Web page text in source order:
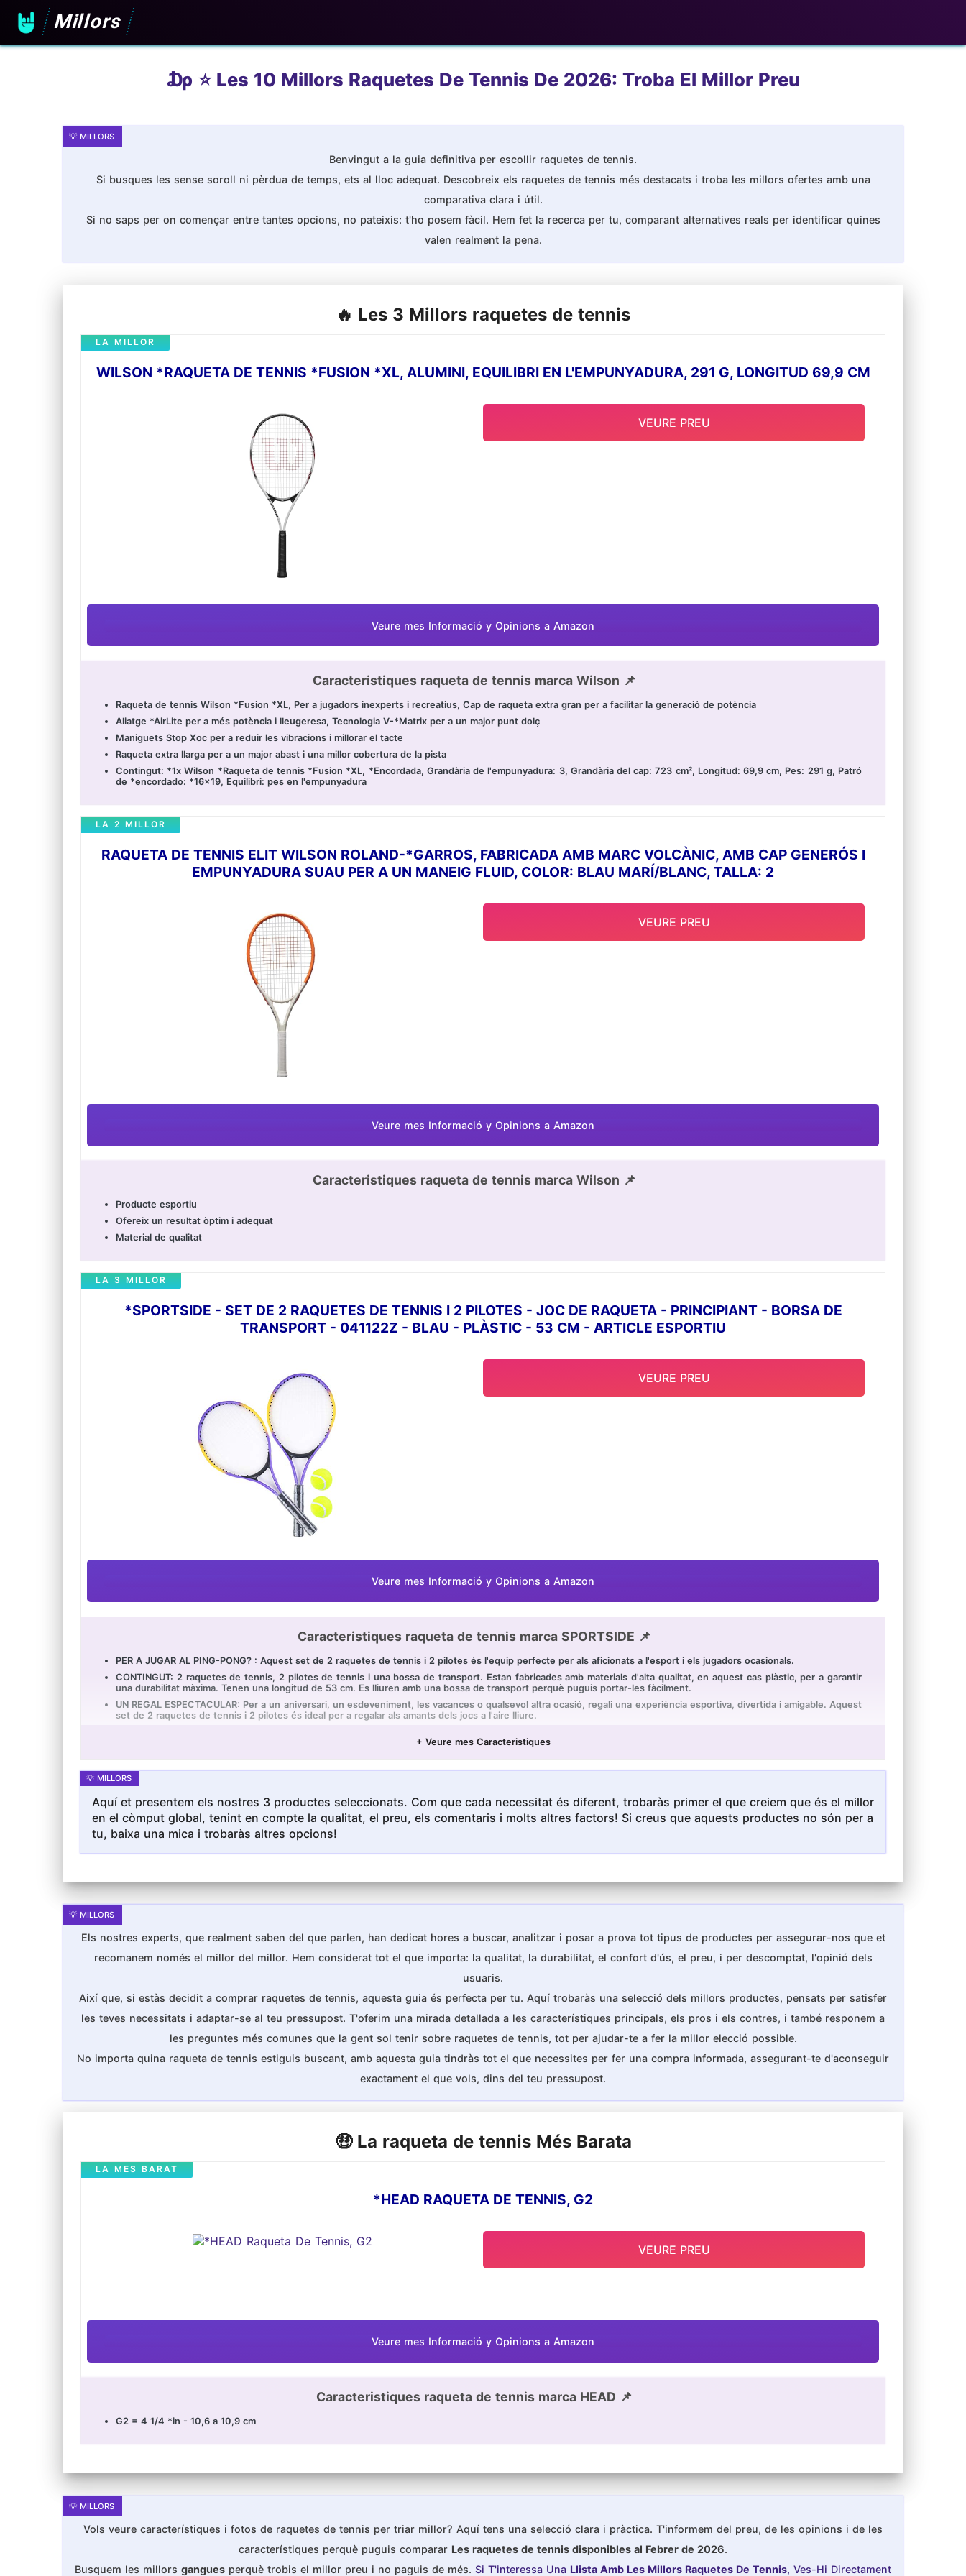
Millors
₯ ⭐️ Les 10 Millors Raquetes De Tennis De 2026: Troba El Millor Preu
Benvingut a la guia definitiva per escollir raquetes de tennis.
Si busques les sense soroll ni pèrdua de temps, ets al lloc adequat. Descobreix els raquetes de tennis més destacats i troba les millors ofertes amb una
comparativa clara i útil.
Si no saps per on començar entre tantes opcions, no pateixis: t'ho posem fàcil. Hem fet la recerca per tu, comparant alternatives reals per identificar quines
valen realment la pena.
🔥 Les 3 Millors raquetes de tennis
WILSON *RAQUETA DE TENNIS *FUSION *XL, ALUMINI, EQUILIBRI EN L'EMPUNYADURA, 291 G, LONGITUD 69,9 CM
LA MILLOR
Veure mes Informació y Opinions a Amazon
Caracteristiques raqueta de tennis marca Wilson 📌
Raqueta de tennis Wilson *Fusion *XL, Per a jugadors inexperts i recreatius, Cap de raqueta extra gran per a facilitar la generació de potència
Aliatge *AirLite per a més potència i lleugeresa, Tecnologia V-*Matrix per a un major punt dolç
Maniguets Stop Xoc per a reduir les vibracions i millorar el tacte
Raqueta extra llarga per a un major abast i una millor cobertura de la pista
Contingut: *1x Wilson *Raqueta de tennis *Fusion *XL, *Encordada, Grandària de l'empunyadura: 3, Grandària del cap: 723 cm², Longitud: 69,9 cm, Pes: 291 g, Patró
de *encordado: *16x19, Equilibri: pes en l'empunyadura
VEURE PREU
RAQUETA DE TENNIS ELIT WILSON ROLAND-*GARROS, FABRICADA AMB MARC VOLCÀNIC, AMB CAP GENERÓS I
EMPUNYADURA SUAU PER A UN MANEIG FLUID, COLOR: BLAU MARÍ/BLANC, TALLA: 2
LA 2 MILLOR
Veure mes Informació y Opinions a Amazon
Caracteristiques raqueta de tennis marca Wilson 📌
Producte esportiu
Ofereix un resultat òptim i adequat
Material de qualitat
VEURE PREU
*SPORTSIDE - SET DE 2 RAQUETES DE TENNIS I 2 PILOTES - JOC DE RAQUETA - PRINCIPIANT - BORSA DE
TRANSPORT - 041122Z - BLAU - PLÀSTIC - 53 CM - ARTICLE ESPORTIU
LA 3 MILLOR
Veure mes Informació y Opinions a Amazon
Caracteristiques raqueta de tennis marca SPORTSIDE 📌
PER A JUGAR AL PING-PONG? : Aquest set de 2 raquetes de tennis i 2 pilotes és l'equip perfecte per als aficionats a l'esport i els jugadors ocasionals.
CONTINGUT: 2 raquetes de tennis, 2 pilotes de tennis i una bossa de transport. Estan fabricades amb materials d'alta qualitat, en aquest cas plàstic, per a garantir
una durabilitat màxima. Tenen una longitud de 53 cm. Es lliuren amb una bossa de transport perquè puguis portar-les fàcilment.
UN REGAL ESPECTACULAR: Per a un aniversari, un esdeveniment, les vacances o qualsevol altra ocasió, regali una experiència esportiva, divertida i amigable. Aquest
set de 2 raquetes de tennis i 2 pilotes és ideal per a regalar als amants dels jocs a l'aire lliure.
SEMPRE MÉS DIVERSIÓ! La marca *Sportside del grup *MGM ofereix una àmplia selecció de jocs i joguines, articles esportius i d'aire lliure per a totes les edats:
VEURE PREU
+ Veure mes Caracteristiques
Aquí et presentem els nostres 3 productes seleccionats. Com que cada necessitat és diferent, trobaràs primer el que creiem que és el millor
en el còmput global, tenint en compte la qualitat, el preu, els comentaris i molts altres factors! Si creus que aquests productes no són per a
tu, baixa una mica i trobaràs altres opcions!
Els nostres experts, que realment saben del que parlen, han dedicat hores a buscar, analitzar i posar a prova tot tipus de productes per assegurar-nos que et
recomanem només el millor del millor. Hem considerat tot el que importa: la qualitat, la durabilitat, el confort d'ús, el preu, i per descomptat, l'opinió dels
usuaris.
Així que, si estàs decidit a comprar raquetes de tennis, aquesta guia és perfecta per tu. Aquí trobaràs una selecció dels millors productes, pensats per satisfer
les teves necessitats i adaptar-se al teu pressupost. T'oferim una mirada detallada a les característiques principals, els pros i els contres, i també responem a
les preguntes més comunes que la gent sol tenir sobre raquetes de tennis, tot per ajudar-te a fer la millor elecció possible.
No importa quina raqueta de tennis estiguis buscant, amb aquesta guia tindràs tot el que necessites per fer una compra informada, assegurant-te d'aconseguir
exactament el que vols, dins del teu pressupost.
🤑 La raqueta de tennis Més Barata
*HEAD RAQUETA DE TENNIS, G2
LA MES BARAT
Veure mes Informació y Opinions a Amazon
Caracteristiques raqueta de tennis marca HEAD 📌
G2 = 4 1/4 *in - 10,6 a 10,9 cm
VEURE PREU
Vols veure característiques i fotos de raquetes de tennis per triar millor? Aquí tens una selecció clara i pràctica. T'informem del preu, de les opinions i de les
característiques perquè puguis comparar Les raquetes de tennis disponibles al Febrer de 2026.
Busquem les millors gangues perquè trobis el millor preu i no paguis de més. Si T'interessa Una Llista Amb Les Millors Raquetes De Tennis, Ves-Hi Directament